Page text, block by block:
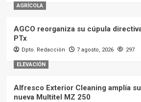
AGRÍCOLA
AGCO reorganiza su cúpula
PTx
Dpto. Redacción 7 agosto, 2026 297
ELEVACIÓN
Alfresco Exterior Cleaning amplía
nueva Multitel MZ 250